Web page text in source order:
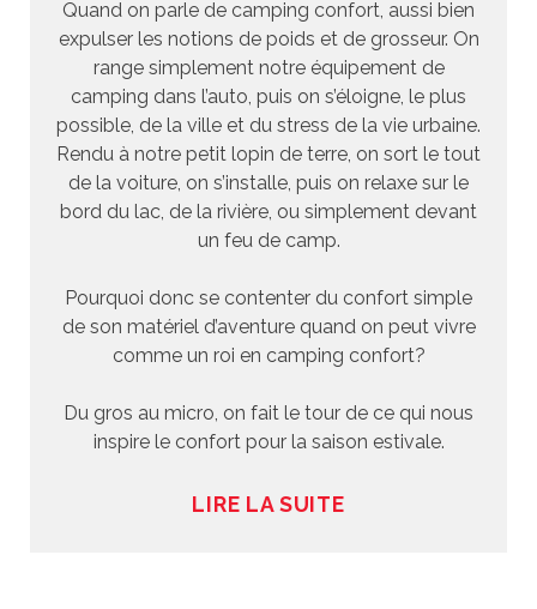
Quand on parle de camping confort, aussi bien
expulser les notions de poids et de grosseur. On
range simplement notre équipement de
camping dans l’auto, puis on s’éloigne, le plus
possible, de la ville et du stress de la vie urbaine.
Rendu à notre petit lopin de terre, on sort le tout
de la voiture, on s’installe, puis on relaxe sur le
bord du lac, de la rivière, ou simplement devant
un feu de camp.
Pourquoi donc se contenter du confort simple
de son matériel d’aventure quand on peut vivre
comme un roi en camping confort?
Du gros au micro, on fait le tour de ce qui nous
inspire le confort pour la saison estivale.
LIRE LA SUITE